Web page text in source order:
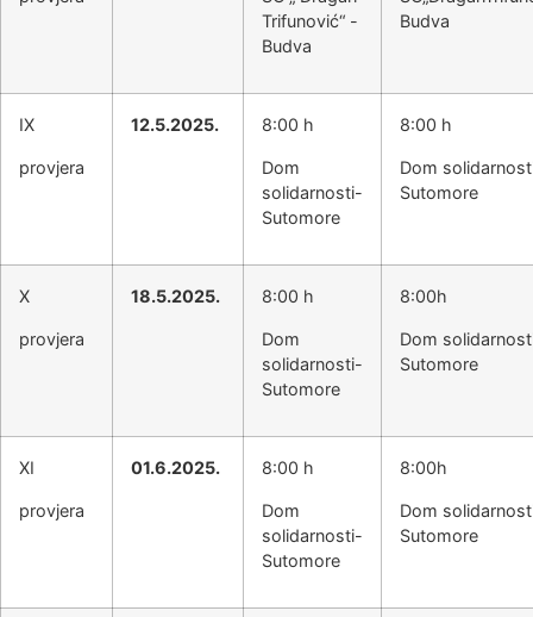
Trifunović“ -
Budva
Budva
IX
provjera
12.5.2025. 8:00 h
Dom
solidarnosti-
Sutomore
8:00 h
Dom
Sutomore
X
provjera
18.5.2025. 8:00 h
Dom
solidarnosti-
Sutomore
8:00h
Dom
Sutomore
XI
provjera
01.6.2025. 8:00 h
Dom
solidarnosti-
Sutomore
8:00h
Dom
Sutomore